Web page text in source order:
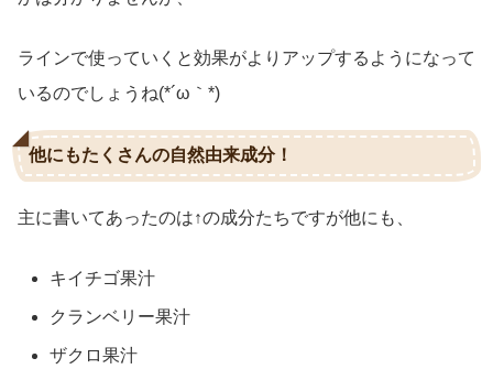
ラインで使っていくと効果がよりアップするようになって
いるのでしょうね(*´ω｀*)
他にもたくさんの自然由来成分！
主に書いてあったのは↑の成分たちですが他にも、
キイチゴ果汁
クランベリー果汁
ザクロ果汁